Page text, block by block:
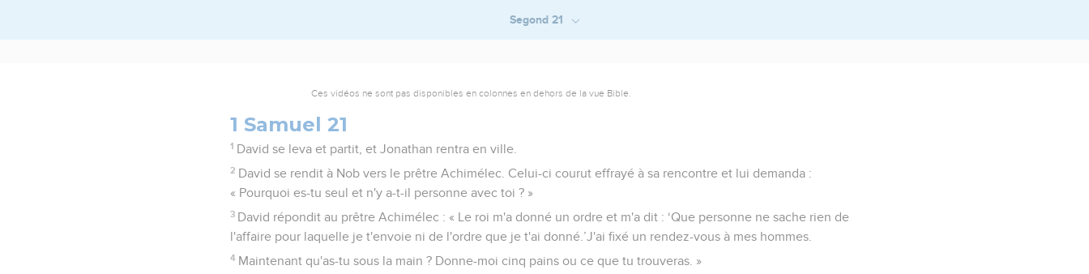
Segond 21
Ces vidéos ne sont pas disponibles en colonnes en dehors de la vue Bible.
1 Samuel 21
1 David se leva et partit, et Jonathan rentra en ville.
2 David se rendit à Nob vers le prêtre Achimélec. Celui-ci courut effrayé à sa rencontre et lui demanda :
« Pourquoi es-tu seul et n'y a-t-il personne avec toi ? »
3 David répondit au prêtre Achimélec : « Le roi m'a donné un ordre et m'a dit : ‘Que personne ne sache rien de
l'affaire pour laquelle je t'envoie ni de l'ordre que je t'ai donné.’J'ai fixé un rendez-vous à mes hommes.
4 Maintenant qu'as-tu sous la main ? Donne-moi cinq pains ou ce que tu trouveras. »